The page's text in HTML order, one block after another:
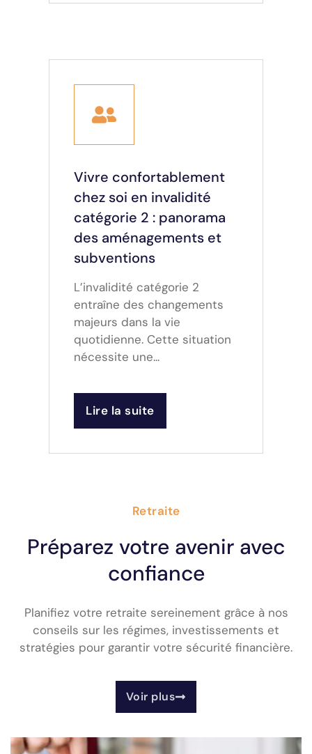
Vivre confortablement
chez soi en invalidité
catégorie 2 : panorama
des aménagements et
subventions
L’invalidité catégorie 2
entraîne des changements
majeurs dans la vie
quotidienne. Cette situation
nécessite une...
Lire la suite
Retraite
Préparez votre avenir avec
confiance
Planifiez votre retraite sereinement grâce à nos
conseils sur les régimes, investissements et
stratégies pour garantir votre sécurité financière.
Voir plus